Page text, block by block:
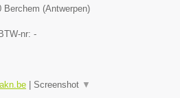
Berchem (Antwerpen)
BTW-nr: -
Screenshot ▼